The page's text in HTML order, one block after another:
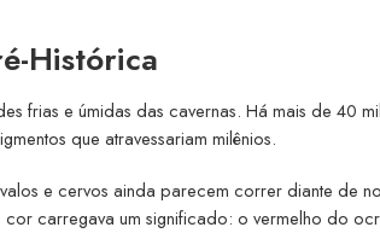
Histórica
frias e úmidas das cavernas. Há mais de 40
que atravessariam milênios.
e cervos ainda parecem correr diante de
carregava um significado: o vermelho do